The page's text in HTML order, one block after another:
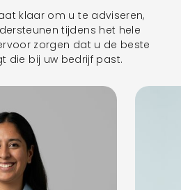
klaar om u te adviseren,
tijdens het hele
zorgen dat u de beste
die bij uw bedrijf past.